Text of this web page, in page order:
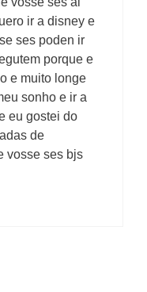
ir a disney e
ses poden ir
porque e
e muito longe
sonho e ir a
eu gostei do
de
vosse ses bjs